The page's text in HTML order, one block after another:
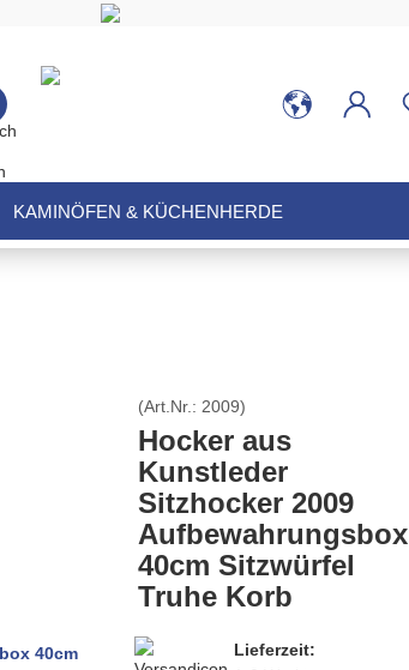
Suche...
KAMINÖFEN & KÜCHENHERDE
(Art.Nr.: 2009)
Hocker aus
Kunstleder
Sitzhocker 2009
Aufbewahrungsbox
40cm Sitzwürfel
Truhe Korb
Lieferzeit: